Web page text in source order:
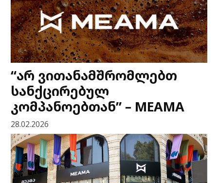
“არ ვითანამშრომლებთ
სანქცირებულ
კომპანოებთან” – MEAMA
28.02.2026